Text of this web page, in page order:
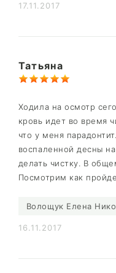
17.11.2017
Татьяна
Ходила на осмотр
кровь идет во время
что у меня
воспаленной десны
делать чистку. В
Посмотрим как
Волощук Елена
16.11.2017